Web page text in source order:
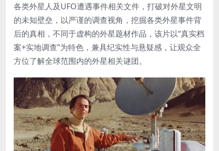
各类外星人及UFO遭遇事件相关文件，打破对外星文明
的未知壁垒，以严谨的调查视角，挖掘各类外星事件背
后的真相，不同于虚构的外星题材作品，该片以“真实档
案+实地调查”为特色，兼具纪实性与悬疑感，让观众全
方位了解全球范围内的外星相关谜团。